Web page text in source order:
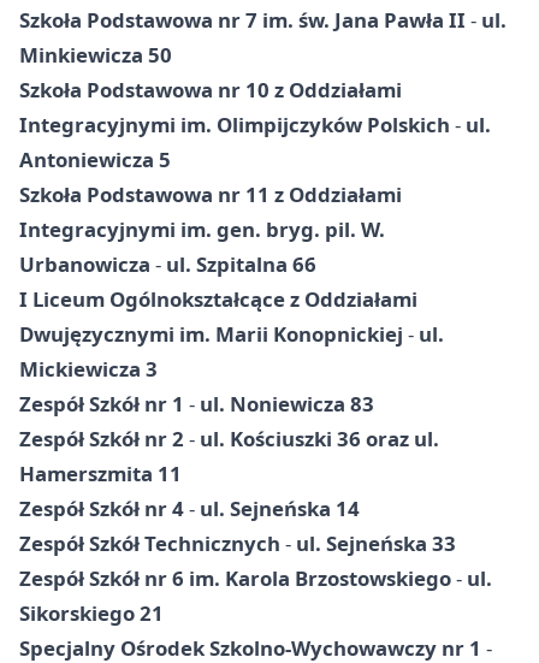
Szkoła Podstawowa nr 7 im. św. Jana Pawła II - ul.
Minkiewicza 50
Szkoła Podstawowa nr 10 z Oddziałami
Integracyjnymi im. Olimpijczyków Polskich - ul.
Antoniewicza 5
Szkoła Podstawowa nr 11 z Oddziałami
Integracyjnymi im. gen. bryg. pil. W.
Urbanowicza - ul. Szpitalna 66
I Liceum Ogólnokształcące z Oddziałami
Dwujęzycznymi im. Marii Konopnickiej - ul.
Mickiewicza 3
Zespół Szkół nr 1 - ul. Noniewicza 83
Zespół Szkół nr 2 - ul. Kościuszki 36 oraz ul.
Hamerszmita 11
Zespół Szkół nr 4- ul. Sejneńska 14
Zespół Szkół Technicznych - ul. Sejneńska 33
Zespół Szkół nr 6 im. Karola Brzostowskiego- ul.
Sikorskiego 21
Specjalny Ośrodek Szkolno-Wychowawczy nr 1 -